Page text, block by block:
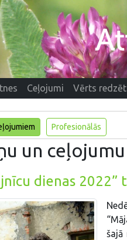
Ceļojumi Vērts redzēt
Profesionālās
un
dienas
šajā